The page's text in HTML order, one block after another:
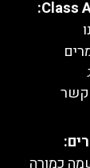
קשר
כמורה